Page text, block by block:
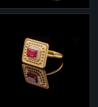
2-879.2
Серьги 2-879.2 из желтого
золота с бриллиантами